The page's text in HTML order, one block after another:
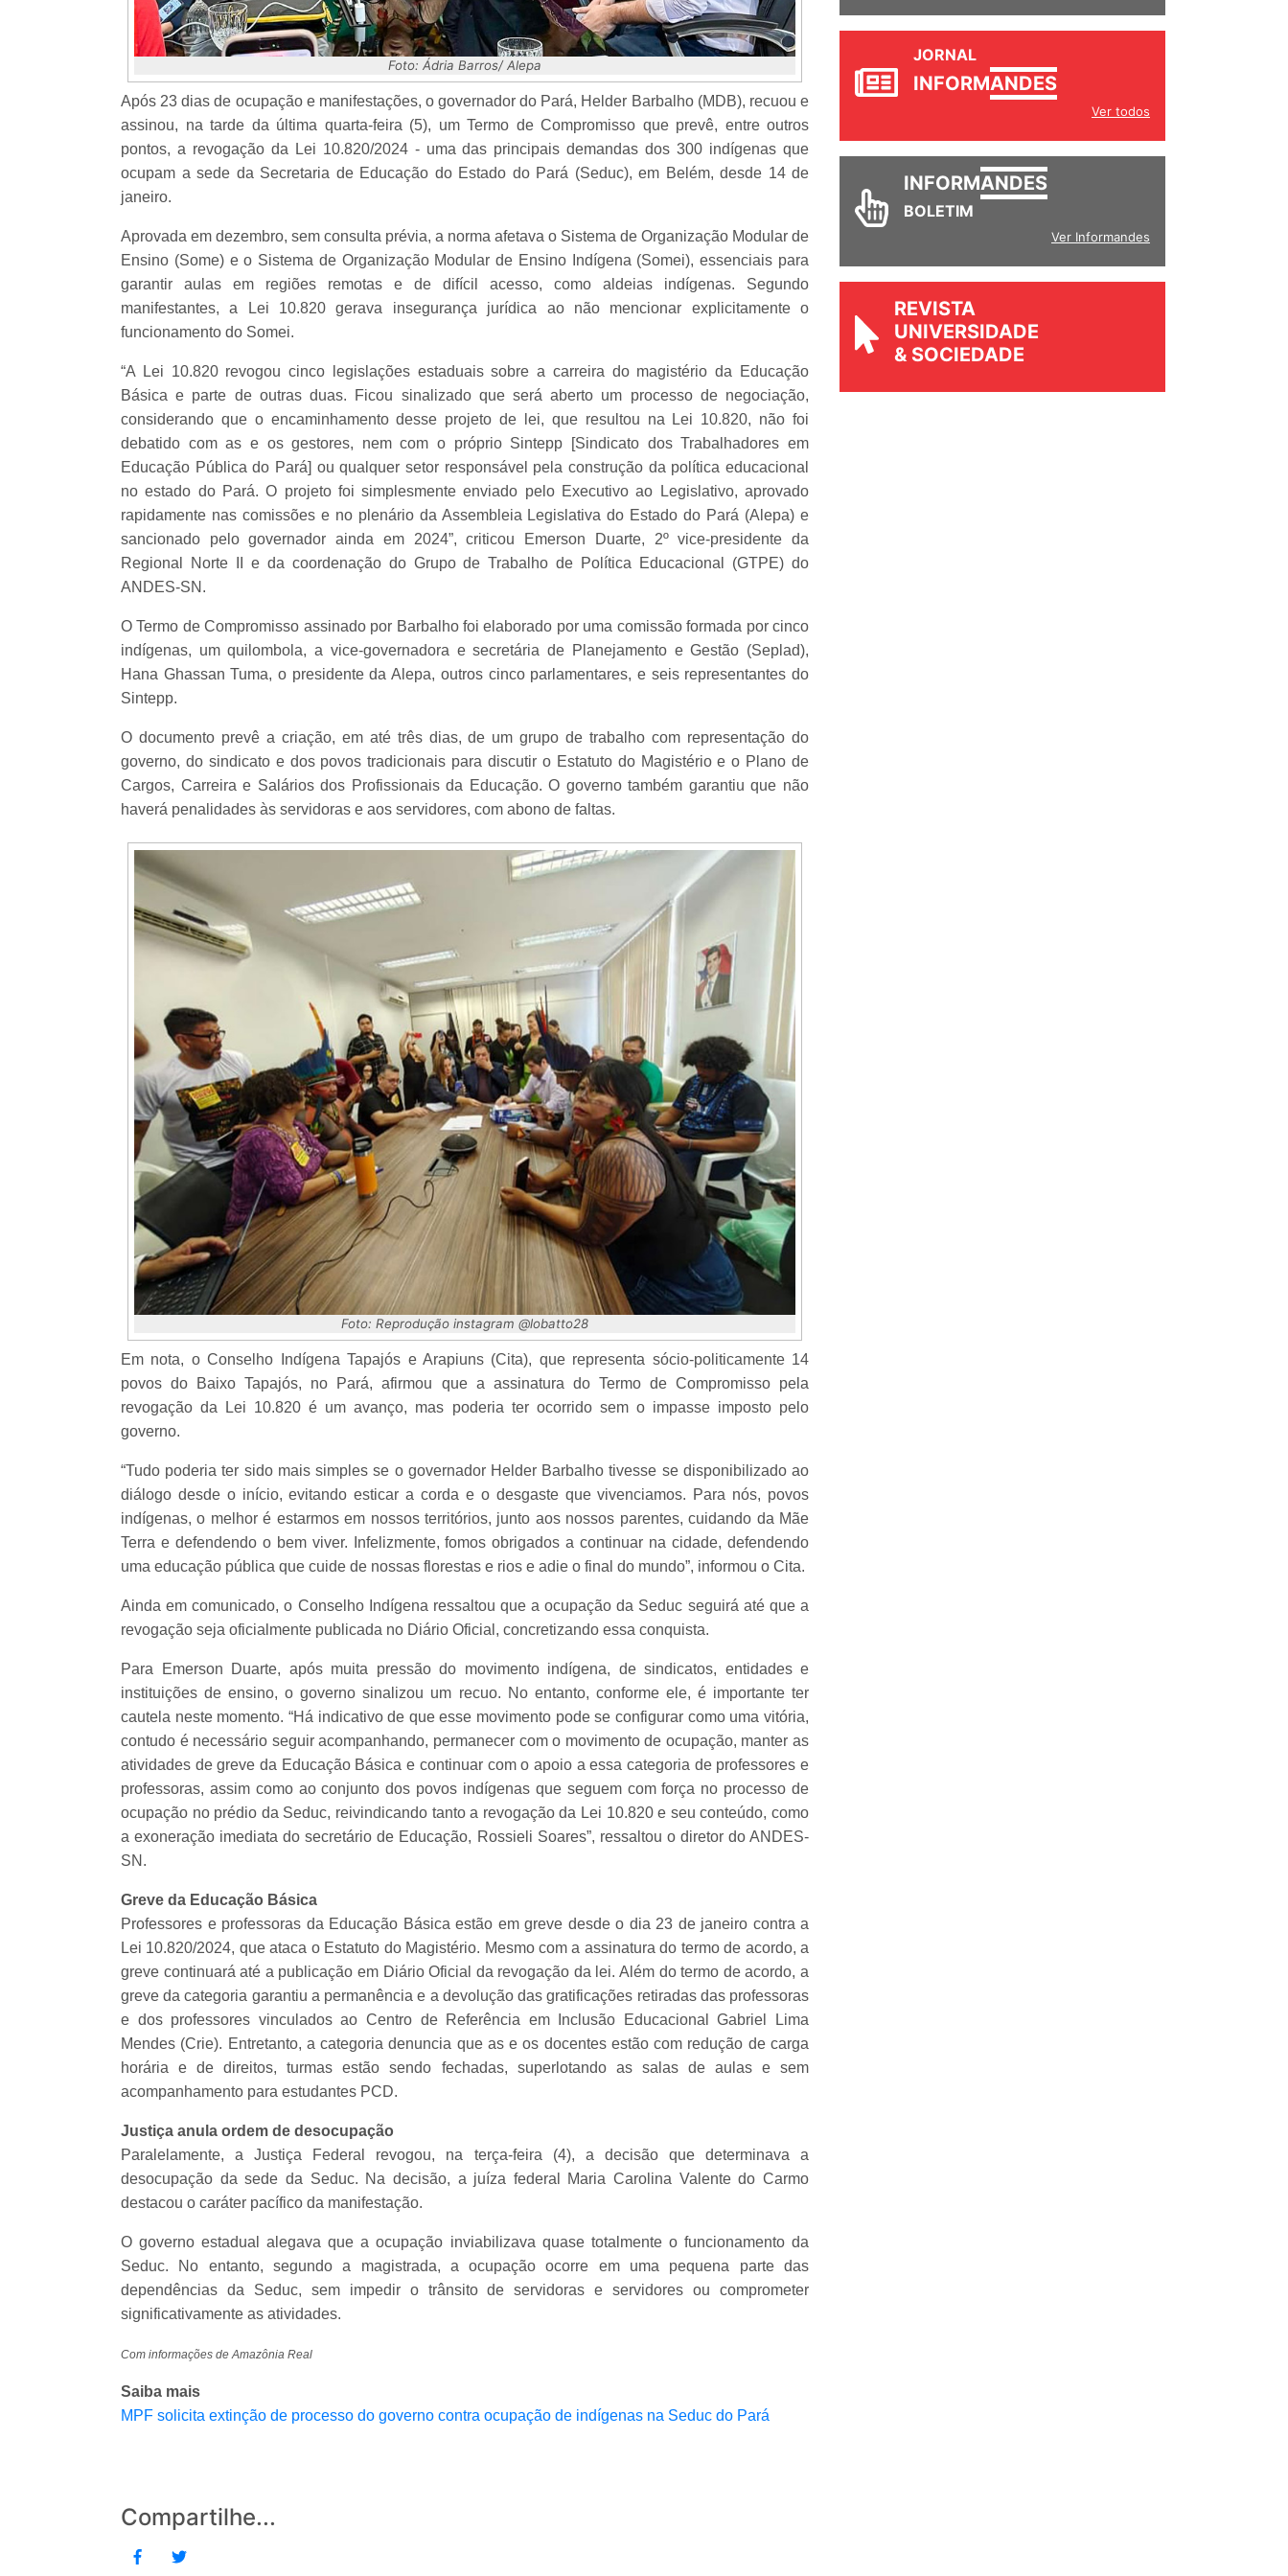
Foto: Ádria Barros/ Alepa
Após 23 dias de ocupação e manifestações, o governador do Pará, Helder Barbalho (MDB), recuou e
assinou, na tarde da última quarta-feira (5), um Termo de Compromisso que prevê, entre outros
pontos, a revogação da Lei 10.820/2024 - uma das principais demandas dos 300 indígenas que
ocupam a sede da Secretaria de Educação do Estado do Pará (Seduc), em Belém, desde 14 de
janeiro.
Aprovada em dezembro, sem consulta prévia, a norma afetava o Sistema de Organização Modular de
Ensino (Some) e o Sistema de Organização Modular de Ensino Indígena (Somei), essenciais para
garantir aulas em regiões remotas e de difícil acesso, como aldeias indígenas. Segundo
manifestantes, a Lei 10.820 gerava insegurança jurídica ao não mencionar explicitamente o
funcionamento do Somei.
“A Lei 10.820 revogou cinco legislações estaduais sobre a carreira do magistério da Educação
Básica e parte de outras duas. Ficou sinalizado que será aberto um processo de negociação,
considerando que o encaminhamento desse projeto de lei, que resultou na Lei 10.820, não foi
debatido com as e os gestores, nem com o próprio Sintepp [Sindicato dos Trabalhadores em
Educação Pública do Pará] ou qualquer setor responsável pela construção da política educacional
no estado do Pará. O projeto foi simplesmente enviado pelo Executivo ao Legislativo, aprovado
rapidamente nas comissões e no plenário da Assembleia Legislativa do Estado do Pará (Alepa) e
sancionado pelo governador ainda em 2024”, criticou Emerson Duarte, 2º vice-presidente da
Regional Norte II e da coordenação do Grupo de Trabalho de Política Educacional (GTPE) do
ANDES-SN.
O Termo de Compromisso assinado por Barbalho foi elaborado por uma comissão formada por cinco
indígenas, um quilombola, a vice-governadora e secretária de Planejamento e Gestão (Seplad),
Hana Ghassan Tuma, o presidente da Alepa, outros cinco parlamentares, e seis representantes do
Sintepp.
O documento prevê a criação, em até três dias, de um grupo de trabalho com representação do
governo, do sindicato e dos povos tradicionais para discutir o Estatuto do Magistério e o Plano de
Cargos, Carreira e Salários dos Profissionais da Educação. O governo também garantiu que não
haverá penalidades às servidoras e aos servidores, com abono de faltas.
Foto: Reprodução instagram @lobatto28
Em nota, o Conselho Indígena Tapajós e Arapiuns (Cita), que representa sócio-politicamente 14
povos do Baixo Tapajós, no Pará, afirmou que a assinatura do Termo de Compromisso pela
revogação da Lei 10.820 é um avanço, mas poderia ter ocorrido sem o impasse imposto pelo
governo.
“Tudo poderia ter sido mais simples se o governador Helder Barbalho tivesse se disponibilizado ao
diálogo desde o início, evitando esticar a corda e o desgaste que vivenciamos. Para nós, povos
indígenas, o melhor é estarmos em nossos territórios, junto aos nossos parentes, cuidando da Mãe
Terra e defendendo o bem viver. Infelizmente, fomos obrigados a continuar na cidade, defendendo
uma educação pública que cuide de nossas florestas e rios e adie o final do mundo”, informou o Cita.
Ainda em comunicado, o Conselho Indígena ressaltou que a ocupação da Seduc seguirá até que a
revogação seja oficialmente publicada no Diário Oficial, concretizando essa conquista.
Para Emerson Duarte, após muita pressão do movimento indígena, de sindicatos, entidades e
instituições de ensino, o governo sinalizou um recuo. No entanto, conforme ele, é importante ter
cautela neste momento. “Há indicativo de que esse movimento pode se configurar como uma vitória,
contudo é necessário seguir acompanhando, permanecer com o movimento de ocupação, manter as
atividades de greve da Educação Básica e continuar com o apoio a essa categoria de professores e
professoras, assim como ao conjunto dos povos indígenas que seguem com força no processo de
ocupação no prédio da Seduc, reivindicando tanto a revogação da Lei 10.820 e seu conteúdo, como
a exoneração imediata do secretário de Educação, Rossieli Soares”, ressaltou o diretor do ANDES-
SN.
Greve da Educação Básica
Professores e professoras da Educação Básica estão em greve desde o dia 23 de janeiro contra a
Lei 10.820/2024, que ataca o Estatuto do Magistério. Mesmo com a assinatura do termo de acordo, a
greve continuará até a publicação em Diário Oficial da revogação da lei. Além do termo de acordo, a
greve da categoria garantiu a permanência e a devolução das gratificações retiradas das professoras
e dos professores vinculados ao Centro de Referência em Inclusão Educacional Gabriel Lima
Mendes (Crie). Entretanto, a categoria denuncia que as e os docentes estão com redução de carga
horária e de direitos, turmas estão sendo fechadas, superlotando as salas de aulas e sem
acompanhamento para estudantes PCD.
Justiça anula ordem de desocupação
Paralelamente, a Justiça Federal revogou, na terça-feira (4), a decisão que determinava a
desocupação da sede da Seduc. Na decisão, a juíza federal Maria Carolina Valente do Carmo
destacou o caráter pacífico da manifestação.
O governo estadual alegava que a ocupação inviabilizava quase totalmente o funcionamento da
Seduc. No entanto, segundo a magistrada, a ocupação ocorre em uma pequena parte das
dependências da Seduc, sem impedir o trânsito de servidoras e servidores ou comprometer
significativamente as atividades.
Com informações de Amazônia Real
Saiba mais
MPF solicita extinção de processo do governo contra ocupação de indígenas na Seduc do Pará
Compartilhe...
JORNAL
INFORMANDES
Ver todos
INFORMANDES
BOLETIM
Ver Informandes
REVISTA
UNIVERSIDADE
& SOCIEDADE